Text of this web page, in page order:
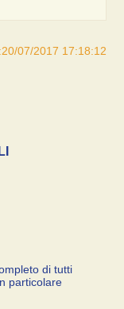
07/2017 17:18:12
di tutti
particolare